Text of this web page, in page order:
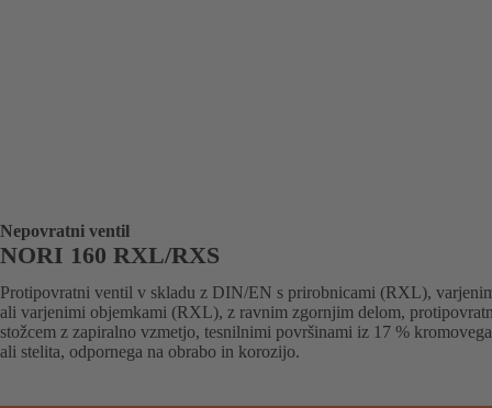
Nepovratni ventil
NORI 160 RXL/RXS
Protipovratni ventil v skladu z DIN/EN s prirobnicami (RXL),
ali varjenimi objemkami (RXL), z ravnim zgornjim delom,
stožcem z zapiralno vzmetjo, tesnilnimi površinami iz 17 %
ali stelita, odpornega na obrabo in korozijo.